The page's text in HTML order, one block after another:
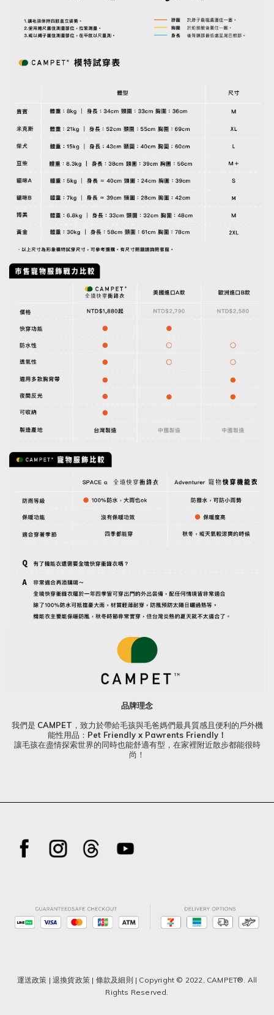
品牌理念
我們是 CAMPET ，致力於帶給毛孩與毛爸媽們最具質感且便利的戶外機
能性用品： Pet Friendly x Pawrents Friendly！
讓毛孩在盡情探索世界的同時也能舒適有型，在家裡附近散步都能很時
尚！
運送政策 |退換貨政策 | 條款及細則 | Copyright © 2022, CAMPET®. All
Rights Reserved.